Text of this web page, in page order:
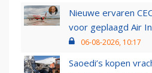
Nieuwe ervaren
voor geplaagd Air
06-08-2026, 10:17
Saoedi’s kopen